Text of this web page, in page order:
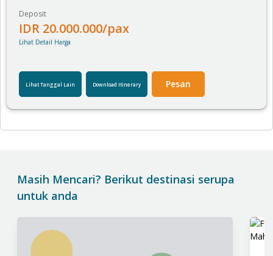
Deposit
IDR 20.000.000/pax
Lihat Detail Harga
Lihat Tanggal Lain Download Itinerary Pesan
Masih Mencari? Berikut destinasi serupa
untuk anda